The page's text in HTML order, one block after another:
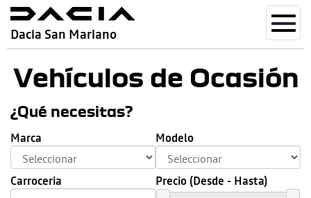
Dacia San Mariano
Vehículos de Ocasión
¿Qué necesitas?
Marca Modelo
Carroceria Precio (Desde - Hasta)